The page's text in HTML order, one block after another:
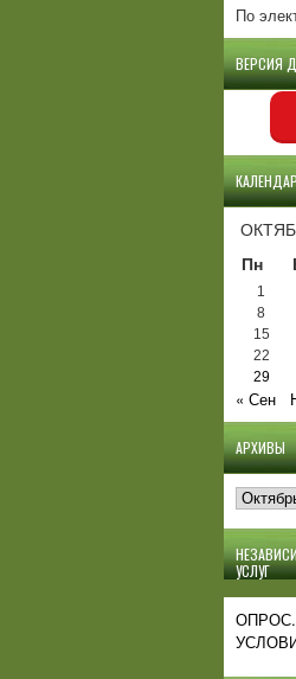
По
ВЕРСИЯ
Пн
1
8
15
22
29
« Сен
АРХИВЫ
Архивы
УСЛУГ